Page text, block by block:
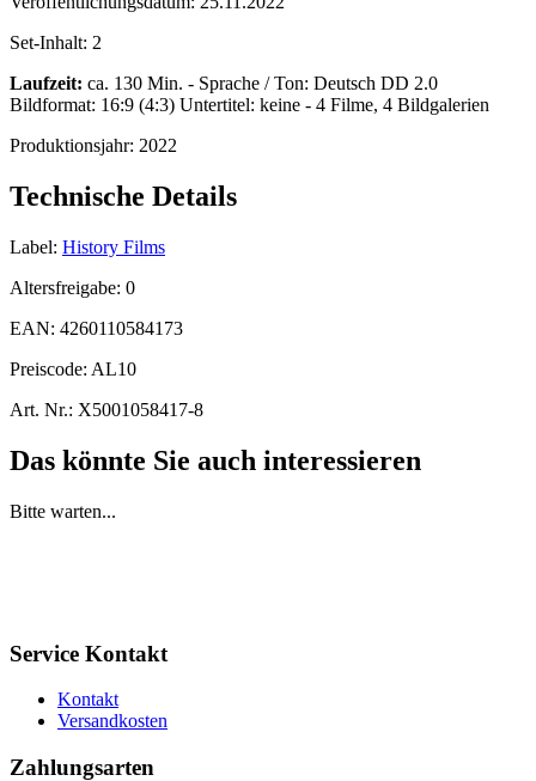
Set-Inhalt: 2
Laufzeit: ca. 130 Min. - Sprache / Ton: Deutsch DD 2.0
Bildformat: 16:9 (4:3) Untertitel: keine - 4 Filme, 4 Bildgalerien
Produktionsjahr: 2022
Technische Details
Label: History Films
Altersfreigabe: 0
EAN: 4260110584173
Preiscode: AL10
Art. Nr.: X5001058417-8
Das könnte Sie auch interessieren
Bitte warten...
Service Kontakt
Kontakt
Versandkosten
Zahlungsarten